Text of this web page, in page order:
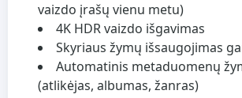
vaizdo įrašų vienu metu)
4K HDR vaizdo išgavimas
Skyriaus žymų išsaugojimas
Automatinis metaduomenų
(atlikėjas, albumas, žanras)